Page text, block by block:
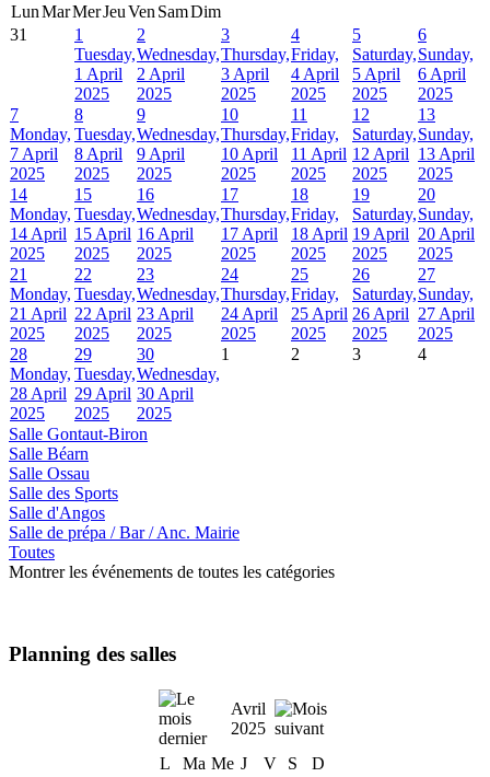
LunMarMerJeuVen SamDim
31
1
Tuesday,
1 April
2025
2
Wednesday,
2 April
2025
3
Thursday,
3 April
2025
4
Friday,
4 April
2025
5
Saturday,
5 April
2025
6
Sunday,
6 April
2025
7
Monday,
7 April
2025
8
Tuesday,
8 April
2025
9
Wednesday,
9 April
2025
10
Thursday,
10 April
2025
11
Friday,
11 April
2025
12
Saturday,
12 April
2025
13
Sunday,
13 April
2025
14
Monday,
14 April
2025
15
Tuesday,
15 April
2025
16
Wednesday,
16 April
2025
17
Thursday,
17 April
2025
18
Friday,
18 April
2025
19
Saturday,
19 April
2025
20
Sunday,
20 April
2025
21
Monday,
21 April
2025
22
Tuesday,
22 April
2025
23
Wednesday,
23 April
2025
24
Thursday,
24 April
2025
25
Friday,
25 April
2025
26
Saturday,
26 April
2025
27
Sunday,
27 April
2025
28
Monday,
28 April
2025
29
Tuesday,
29 April
2025
30
Wednesday,
30 April
2025
1 2 3 4
Salle Gontaut-Biron
Salle Béarn
Salle Ossau
Salle des Sports
Salle d'Angos
Salle de prépa / Bar / Anc. Mairie
Toutes
Montrer les événements de toutes les catégories
Planning des salles
Avril
2025
L
Ma Me J V S
D